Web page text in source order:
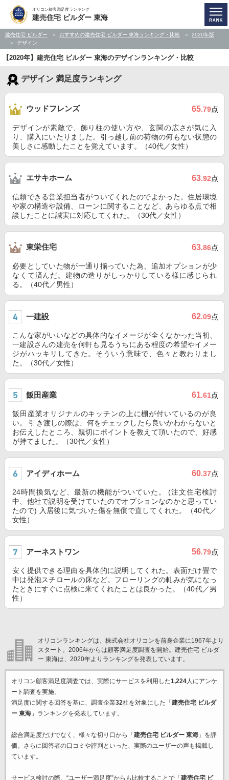
オリコン顧客満足度ランキング
建売住宅 ビルダー 東海
建売住宅 ビルダー おすすめの建売住宅 ビルダー 東海ランキング・比較
2020年版
デザイン
【2020年】建売住宅 ビルダー 東海のデザインランキング・比較
デザイン 満足度ランキング
ウッドフレンズ 65.79点
デザインが素敵で、飾り柱の使い方や、玄関の広さが気に入
り、購入にいたりました。引っ越し前の荷物の何もない状態の
美しさに感動したことを覚えています。（40代／女性）
エサキホーム 63.92点
信頼できる営業担当者がついてくれたのでよかった。住居環境
や家の構造や設備、ローンに関することなど、あらゆる点で相
談したことに誠実に対応してくれた。（30代／女性）
東栄住宅 63.86点
必要としていた物が一通り揃っていた為、追加オプションが少
なくて済んだ。建物の造りがしっかりしている様に感じられ
る。（40代／男性）
一建設 62.09点
こんな家がいいなどの具体的なイメージが全くなかった当初、
一建設さんの建売を何軒も見るうちにある程度の希望やイメー
ジがハッキリしてきた。そういう意味で、色々と教わりまし
た。（30代／女性）
飯田産業 61.61点
飯田産業オリジナルのキッチンの上に棚が付いているのが良
い。 引き渡しの際は、何をチェックしたら良いかわからないと
お伝えしたところ、親切にポイントを教えて頂いたので、好感
が持てました。（30代／女性）
アイディホーム 60.37点
24時間換気など、最新の機能がついていた。 (注文住宅検討
中、他社で説明を受けていたのでオプションなのかと思ってい
たので) 入居後に気づいた傷を無償で直してくれた。（40代／
女性）
アーネストワン 56.79点
安く提供できる理由を具体的に説明してくれた。表面だけ畳で
中は発泡スチロールの床など。フローリングの軋みが気になっ
たときにすぐに点検に来てくれたことは良かった。（40代／男
性）
オリコンランキングは、株式会社オリコンを前身企業に1967年より
スタート。2006年からは顧客満足度調査を開始。建売住宅 ビルダ
ー 東海は、2020年よりランキングを発表しています。
オリコン顧客満足度調査では、実際にサービスを利用した1,224人にアンケ
ート調査を実施。
満足度に関する回答を基に、調査企業32社を対象にした「 建売住宅 ビルダ
ー 東海」ランキングを発表しています。
総合満足度だけでなく、様々な切り口から「 建売住宅 ビルダー 東海」を評
価。さらに回答者の口コミや評判といった、実際のユーザーの声も掲載し
ています。
サービス検討の際、“ユーザー満足度”からも比較することで「 建売住宅 ビ